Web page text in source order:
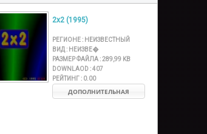
2x2 (1995)
РЕГИОНЕ : НЕИЗВЕСТНЫЙ
ВИД : НЕИЗВЕ�
РАЗМЕР ФАЙЛА :289,99 KB
DOWNLAOD :407
РЕЙТИНГ : 0.00
ДОПОЛНИТЕЛЬНАЯ